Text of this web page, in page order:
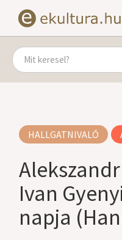
HALLGATNIVALÓ
Ivan
napja